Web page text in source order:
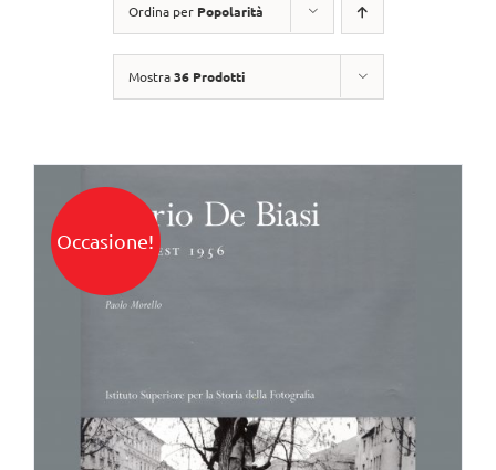
Ordina per Popolarità
Mostra36 Prodotti
Occasione!